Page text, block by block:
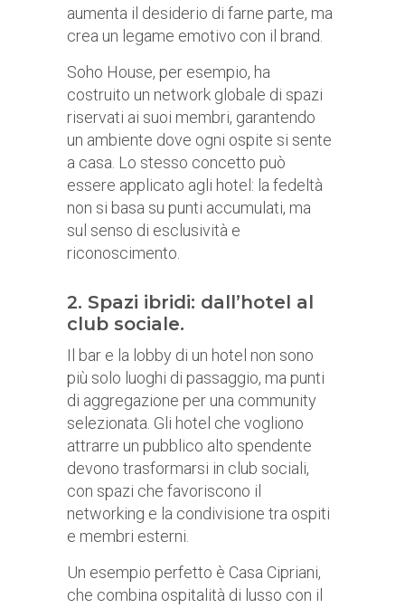
aumenta il desiderio di farne parte, ma
crea un legame emotivo con il brand.
Soho House, per esempio, ha
costruito un network globale di spazi
riservati ai suoi membri, garantendo
un ambiente dove ogni ospite si sente
a casa. Lo stesso concetto può
essere applicato agli hotel: la fedeltà
non si basa su punti accumulati, ma
sul senso di esclusività e
riconoscimento.
2. Spazi ibridi: dall’hotel al
club sociale.
Il bar e la lobby di un hotel non sono
più solo luoghi di passaggio, ma punti
di aggregazione per una community
selezionata. Gli hotel che vogliono
attrarre un pubblico alto spendente
devono trasformarsi in club sociali,
con spazi che favoriscono il
networking e la condivisione tra ospiti
e membri esterni.
Un esempio perfetto è Casa Cipriani,
che combina ospitalità di lusso con il